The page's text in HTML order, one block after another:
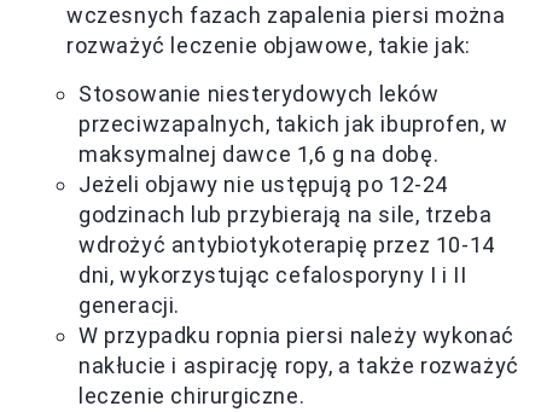
wczesnych fazach zapalenia piersi można
rozważyć leczenie objawowe, takie jak:
Stosowanie niesterydowych leków
przeciwzapalnych, takich jak ibuprofen, w
maksymalnej dawce 1,6 g na dobę.
Jeżeli objawy nie ustępują po 12-24
godzinach lub przybierają na sile, trzeba
wdrożyć antybiotykoterapię przez 10-14
dni, wykorzystując cefalosporyny I i II
generacji.
W przypadku ropnia piersi należy wykonać
nakłucie i aspirację ropy, a także rozważyć
leczenie chirurgiczne.